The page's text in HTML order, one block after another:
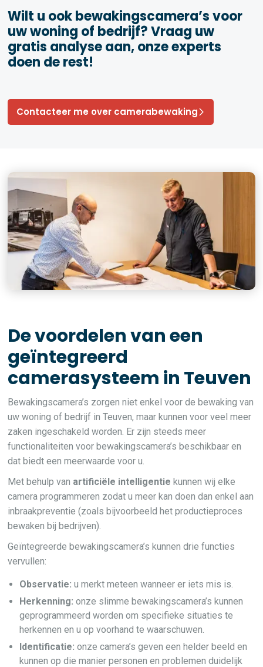
Wilt u ook bewakingscamera’s voor
uw woning of bedrijf? Vraag uw
gratis analyse aan, onze experts
doen de rest!
Contacteer me over camerabewaking
De voordelen van een
geïntegreerd
camerasysteem in Teuven
Bewakingscamera’s zorgen niet enkel voor de bewaking van
uw woning of bedrijf in Teuven, maar kunnen voor veel meer
zaken ingeschakeld worden. Er zijn steeds meer
functionaliteiten voor bewakingscamera’s beschikbaar en
dat biedt een meerwaarde voor u.
Met behulp van artificiële intelligentie kunnen wij elke
camera programmeren zodat u meer kan doen dan enkel aan
inbraakpreventie (zoals bijvoorbeeld het productieproces
bewaken bij bedrijven).
Geïntegreerde bewakingscamera’s kunnen drie functies
vervullen:
Observatie: u merkt meteen wanneer er iets mis is.
Herkenning: onze slimme bewakingscamera’s kunnen
geprogrammeerd worden om specifieke situaties te
herkennen en u op voorhand te waarschuwen.
Identificatie: onze camera’s geven een helder beeld en
kunnen op die manier personen en problemen duidelijk